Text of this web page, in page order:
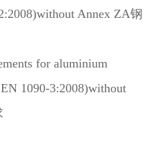
Annex ZA钢
for aluminium
1090-3:2008)without